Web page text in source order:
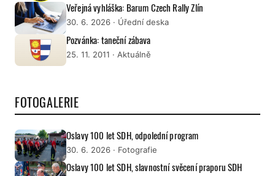
Veřejná vyhláška: Barum Czech Rally Zlín
30. 6. 2026 · Úřední deska
Pozvánka: taneční zábava
25. 11. 2011 · Aktuálně
FOTOGALERIE
Oslavy 100 let SDH, odpolední program
30. 6. 2026 · Fotografie
Oslavy 100 let SDH, slavnostní svěcení praporu SDH